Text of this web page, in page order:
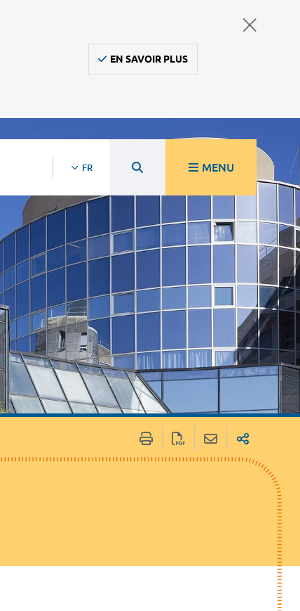
EN SAVOIR PLUS
FR MENU